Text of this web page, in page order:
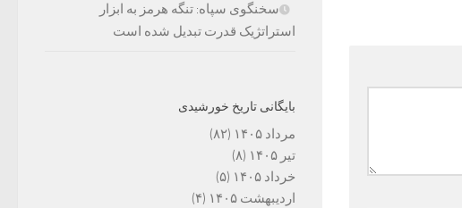
سخنگوی سپاه: تنگه هرمز به ابزار
استراتژیک قدرت تبدیل شده است
بایگانی تاریخ خورشیدی
مرداد ۱۴۰۵
(۸۲)
تیر ۱۴۰۵
(۸)
خرداد ۱۴۰۵
(۵)
اردیبهشت ۱۴۰۵
(۴)